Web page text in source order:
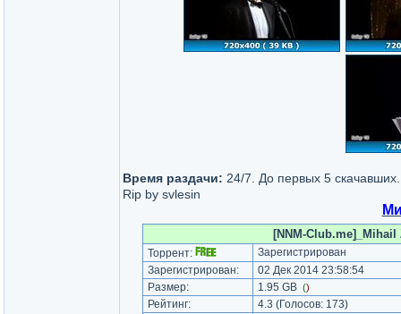
Время раздачи: 24/7. До первых 5 скачавших.
Rip by svlesin
[NNM-
Торрент:
Зарегистрирован
Зарегистрирован:
02 Дек 2014 23:58:54
Размер:
1.95 GB ()
Рейтинг: 4.3 (Голосов: 173)